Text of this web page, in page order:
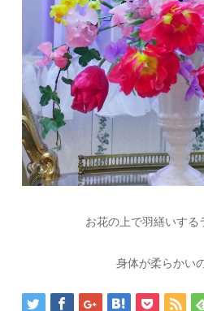
お花の上で羽繕いする
身体が柔らか